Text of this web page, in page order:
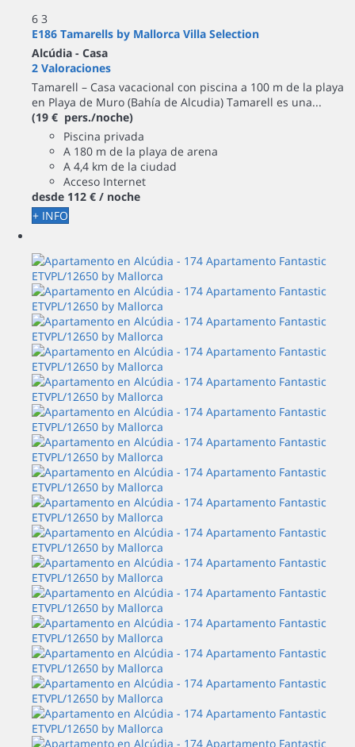
6 3
E186 Tamarells by Mallorca Villa Selection
Alcúdia - Casa
2 Valoraciones
Tamarell – Casa vacacional con piscina a 100 m de la playa
en Playa de Muro (Bahía de Alcudia) Tamarell es una...
(19 € pers./noche)
Piscina privada
A 180 m de la playa de arena
A 4,4 km de la ciudad
Acceso Internet
desde 112 € / noche
+ INFO